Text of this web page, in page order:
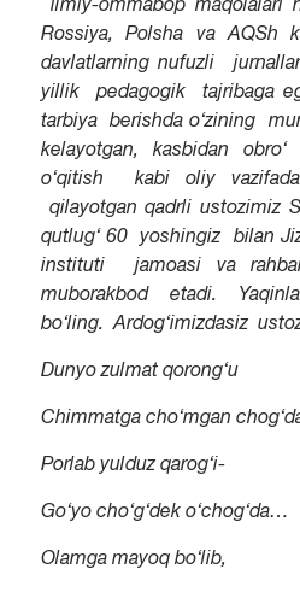
ilmiy-ommabop maqolalari
Rossiya, Polsha va AQSh
davlatlarning nufuzli
yillik pedagogik tajribaga
tarbiya berishda o‘zining
kelayotgan, kasbidan
o‘qitish kabi oliy
qilayotgan qadrli ustozimiz
qutlug‘ 60 yoshingiz bilan
instituti jamoasi va
muborakbod etadi.
bo‘ling. Ardog‘imizdasiz
Dunyo zulmat qorong‘u
Chimmatga cho‘mgan
Porlab yulduz qarog‘i-
Go‘yo cho‘g‘dek o‘chog‘da…
Olamga mayoq bo‘lib,